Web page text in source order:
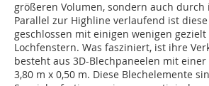
größeren Volumen, sondern auch
Parallel zur Highline verlaufend ist
geschlossen mit einigen wenigen
Lochfenstern. Was fasziniert, ist ihre
besteht aus 3D-Blechpaneelen mit einer
3,80 m x 0,50 m. Diese Blechelemente